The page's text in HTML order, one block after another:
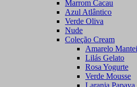
Marrom Cacau
Azul Atlântico
Verde Oliva
Nude
Coleção Cream
Amarelo
Lilás Gelato
Rosa Yogurte
Verde Mousse
Laranja Papaya